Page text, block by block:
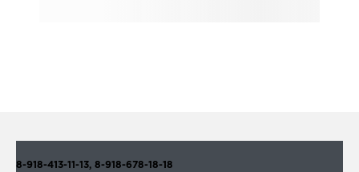
8-918-413-11-13, 8-918-678-18-18